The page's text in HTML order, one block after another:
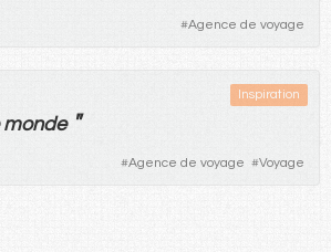
#Agence de voyage
Inspiration
monde "
#Agence de voyage #Voyage